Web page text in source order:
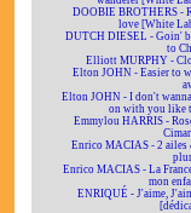
DOOBIE BROTHERS -
love [White
DUTCH DIESEL - Goin'
to
Elliott MURPHY -
Elton JOHN - Easier to
Elton JOHN - I don't
on with you like
Emmylou HARRIS -
Enrico MACIAS - 2 ailes
Enrico MACIAS - La
mon
ENRIQUÉ - J'aime,